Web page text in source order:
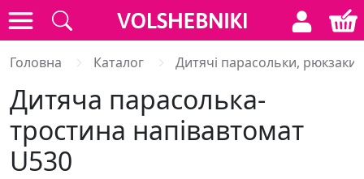
Головна Каталог Дитячі парасольки, рюкзаки,
Дитяча парасолька-
тростина напівавтомат
U530